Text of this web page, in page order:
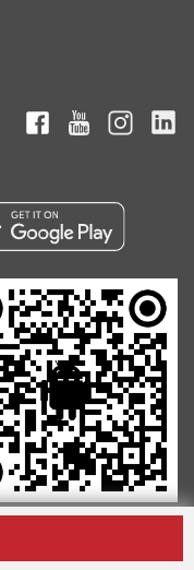
在Google Play
App